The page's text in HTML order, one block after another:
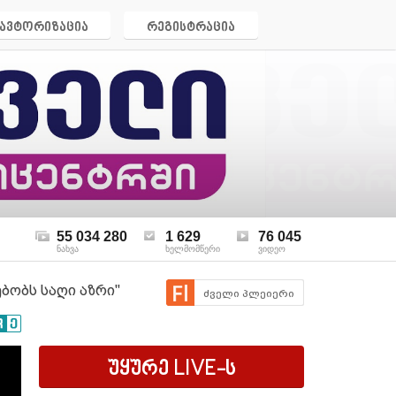
ავტორიზაცია რეგისტრაცია
55 034 280
ნახვა
1 629
ხელმომწერი
76 045
ვიდეო
საღი აზრი" ძველი პლეიერი
უყურე LIVE-ს